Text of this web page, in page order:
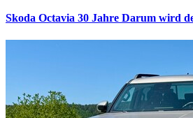
Skoda Octavia 30 Jahre Darum wird